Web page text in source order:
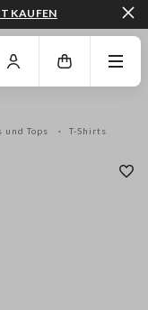
ENDE DER SEITE
KAUFEN
und Tops T-Shirts